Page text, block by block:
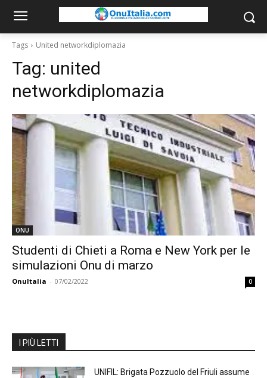
Tags United networkdiplomazia
Tag: united
networkdiplomazia
ONU
Studenti di Chieti a Roma e New York per le
simulazioni Onu di marzo
OnuItalia - 07/02/2022 0
I PIÙ LETTI
UNIFIL: Brigata Pozzuolo del Friuli assume